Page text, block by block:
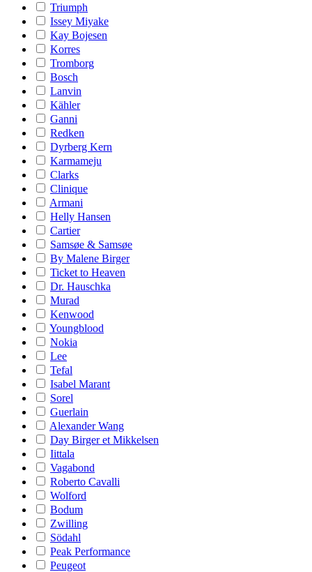
Triumph
Issey Miyake
Kay Bojesen
Korres
Tromborg
Bosch
Lanvin
Kähler
Ganni
Redken
Dyrberg Kern
Karmameju
Clarks
Clinique
Armani
Helly Hansen
Cartier
Samsøe & Samsøe
By Malene Birger
Ticket to Heaven
Dr. Hauschka
Murad
Kenwood
Youngblood
Nokia
Lee
Tefal
Isabel Marant
Sorel
Guerlain
Alexander Wang
Day Birger et Mikkelsen
Iittala
Vagabond
Roberto Cavalli
Wolford
Bodum
Zwilling
Södahl
Peak Performance
Peugeot